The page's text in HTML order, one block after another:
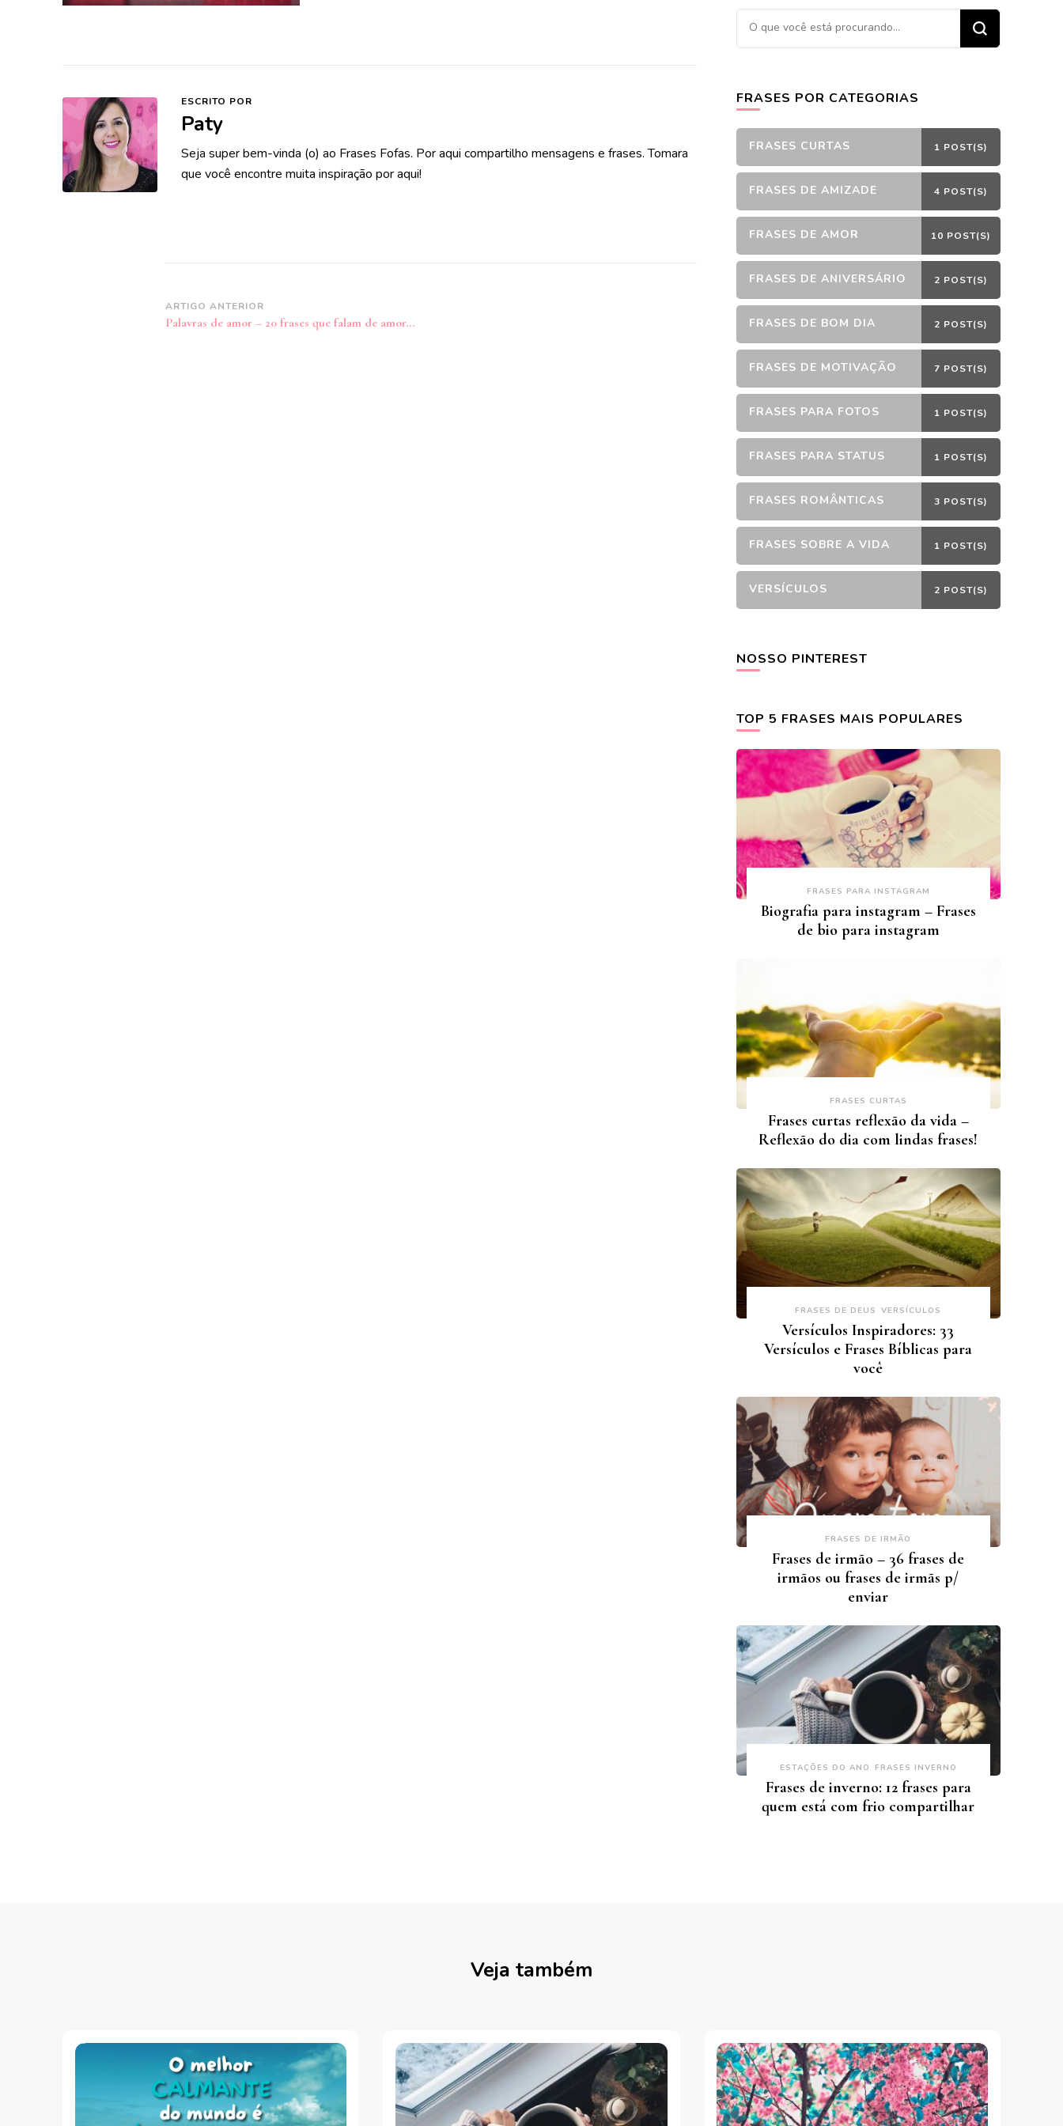
ESCRITO POR
Paty
Seja super bem-vinda (o) ao Frases Fofas. Por aqui compartilho mensagens e frases. Tomara
que você encontre muita inspiração por aqui!
Navegação
de
ARTIGO ANTERIOR
Palavras de amor – 20 frases que falam de amor…
Procurando
algo?
FRASES POR CATEGORIAS
FRASES CURTAS 1 POST(S)
FRASES DE AMIZADE 4 POST(S)
FRASES DE AMOR 10 POST(S)
FRASES DE ANIVERSÁRIO 2 POST(S)
FRASES DE BOM DIA 2 POST(S)
FRASES DE MOTIVAÇÃO 7 POST(S)
FRASES PARA FOTOS 1 POST(S)
FRASES PARA STATUS 1 POST(S)
FRASES ROMÂNTICAS 3 POST(S)
FRASES SOBRE A VIDA 1 POST(S)
VERSÍCULOS 2 POST(S)
NOSSO PINTEREST
TOP 5 FRASES MAIS POPULARES
FRASES PARA INSTAGRAM
Biografia para instagram – Frases
de bio para instagram
FRASES CURTAS
Frases curtas reflexão da vida –
Reflexão do dia com lindas frases!
FRASES DE DEUS VERSÍCULOS
Versículos Inspiradores: 33
Versículos e Frases Bíblicas para
você
FRASES DE IRMÃO
Frases de irmão – 36 frases de
irmãos ou frases de irmãs p/
enviar
ESTAÇÕES DO ANO FRASES INVERNO
Frases de inverno: 12 frases para
quem está com frio compartilhar
Veja também